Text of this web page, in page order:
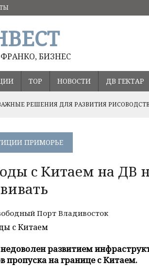
БИЗНЕС
ТОР НОВОСТИ ДВ ГЕКТАР
РЕШЕНИЯ ДЛЯ РАЗВИТИЯ
ПРИМОРЬЕ
с Китаем на ДВ
Порт Владивосток
развитием
пропуска на границе с Китаем.